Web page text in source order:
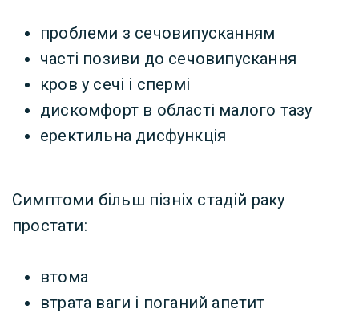
проблеми з сечовипусканням
часті позиви до сечовипускання
кров у сечі і спермі
дискомфорт в області малого тазу
еректильна дисфункція
Симптоми більш пізніх стадій раку
простати:
втома
втрата ваги і поганий апетит